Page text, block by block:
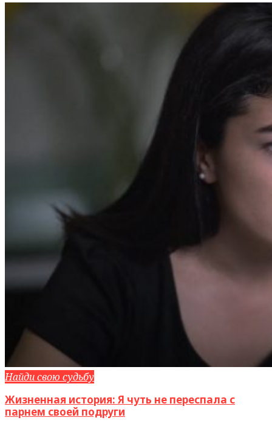
Найди свою судьбу
Жизненная история: Я чуть не переспала с
парнем своей подруги